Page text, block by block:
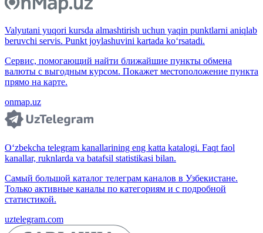
Valyutani yuqori kursda almashtirish uchun yaqin punktlarni aniqlab
beruvchi servis. Punkt joylashuvini kartada ko‘rsatadi.
Сервис, помогающий найти ближайшие пункты обмена
валюты с выгодным курсом. Покажет местоположение пункта
прямо на карте.
onmap.uz
O‘zbekcha telegram kanallarining eng katta katalogi. Faqt faol
kanallar, ruknlarda va batafsil statistikasi bilan.
Самый большой каталог телеграм каналов в Узбекистане.
Только активные каналы по категориям и с подробной
статистикой.
uztelegram.com